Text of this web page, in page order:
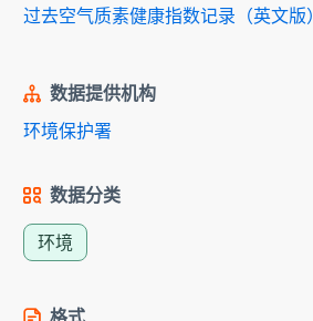
过去空气质素健康指数记录（英文版）
数据提供机构
环境保护署
数据分类
环境